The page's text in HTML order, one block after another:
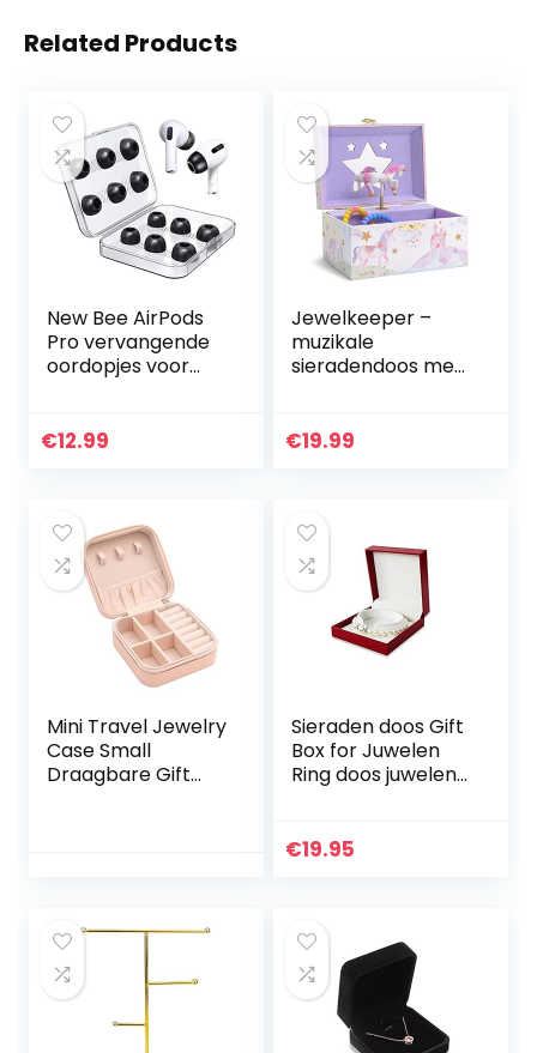
Related Products
New Bee AirPods
Pro vervangende
oordopjes voor
oordopjes met 6
€12.99
Jewelkeeper –
muzikale
sieradendoos met
regenboog en
€19.99
Mini Travel Jewelry
Case Small
Draagbare Gift
Sieraden doos Gift
Box for Juwelen
Ring doos juwelen
Ring container
€19.95